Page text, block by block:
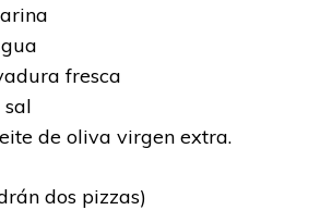
fresca
de oliva virgen extra.
dos pizzas)